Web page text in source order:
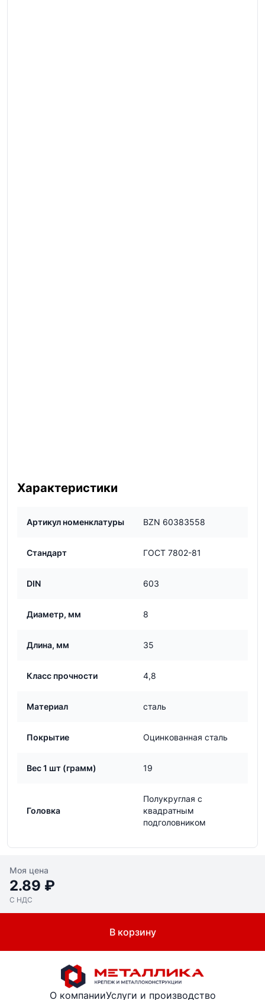
Характеристики
Артикул номенклатуры BZN 60383558
Стандарт ГОСТ 7802-81
DIN 603
Диаметр, мм 8
Длина, мм 35
Класс прочности 4,8
Материал сталь
Покрытие Оцинкованная сталь
Вес 1 шт (грамм) 19
Головка
Полукруглая с
квадратным
подголовником
Моя цена
2.89 ₽
С НДС
В корзину
О компанииУслуги и производство